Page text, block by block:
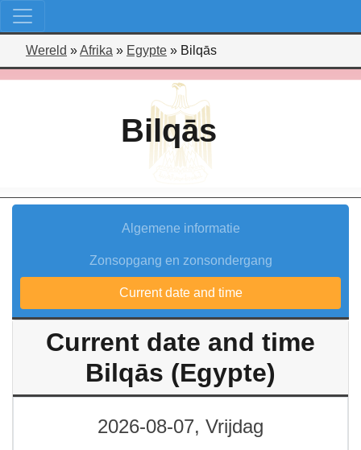
Wereld »Afrika » Egypte » Bilqās
Bilqās
Algemene informatie
Zonsopgang en zonsondergang
Current date and time
Current date and time
Bilqās (Egypte)
2026-08-07, Vrijdag